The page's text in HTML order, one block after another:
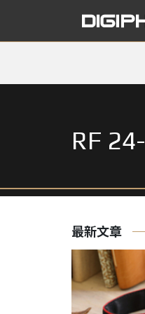
RF
最新文章